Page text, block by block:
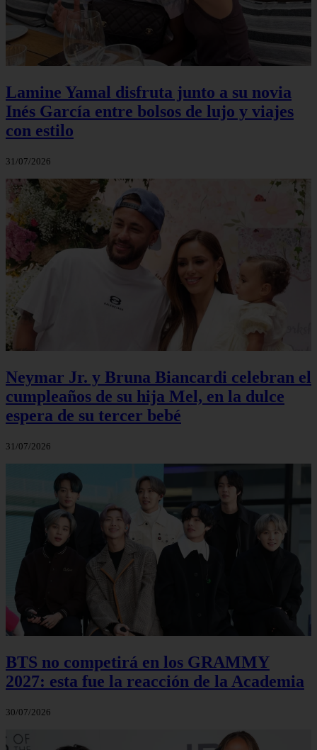
Lamine Yamal disfruta junto a su novia
Inés García entre bolsos de lujo y viajes
con estilo
31/07/2026
Neymar Jr. y Bruna Biancardi celebran el
cumpleaños de su hija Mel, en la dulce
espera de su tercer bebé
31/07/2026
BTS no competirá en los GRAMMY
2027: esta fue la reacción de la Academia
30/07/2026